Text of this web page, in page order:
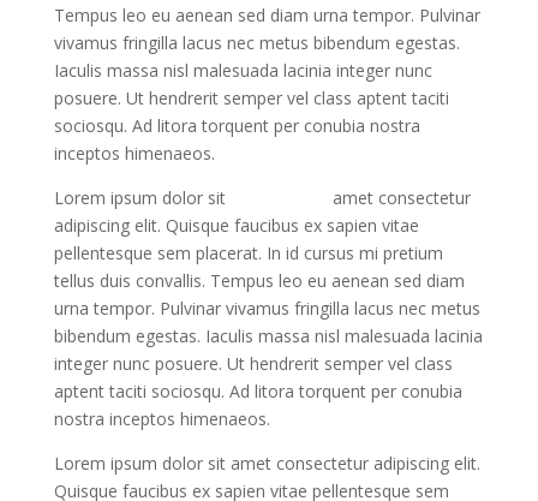
Tempus leo eu aenean sed diam urna tempor. Pulvinar
vivamus fringilla lacus nec metus bibendum egestas.
Iaculis massa nisl malesuada lacinia integer nunc
posuere. Ut hendrerit semper vel class aptent taciti
sociosqu. Ad litora torquent per conubia nostra
inceptos himenaeos.
Lorem ipsum dolor sit
amet consectetur
adipiscing elit. Quisque faucibus ex sapien vitae
pellentesque sem placerat. In id cursus mi pretium
tellus duis convallis. Tempus leo eu aenean sed diam
urna tempor. Pulvinar vivamus fringilla lacus nec metus
bibendum egestas. Iaculis massa nisl malesuada lacinia
integer nunc posuere. Ut hendrerit semper vel class
aptent taciti sociosqu. Ad litora torquent per conubia
nostra inceptos himenaeos.
Lorem ipsum dolor sit amet consectetur adipiscing elit.
Quisque faucibus ex sapien vitae pellentesque sem